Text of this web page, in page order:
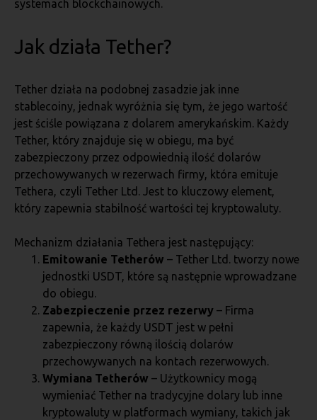
systemach blockchainowych.
Jak działa Tether?
Tether działa na podobnej zasadzie jak inne
stablecoiny, jednak wyróżnia się tym, że jego wartość
jest ściśle powiązana z dolarem amerykańskim. Każdy
Tether, który znajduje się w obiegu, ma być
zabezpieczony przez odpowiednią ilość dolarów
przechowywanych w rezerwach firmy, która emituje
Tethera, czyli Tether Ltd. Jest to kluczowy element,
który zapewnia stabilność wartości tej kryptowaluty.
Mechanizm działania Tethera jest następujący:
Emitowanie Tetherów – Tether Ltd. tworzy nowe
jednostki USDT, które są następnie wprowadzane
do obiegu.
Zabezpieczenie przez rezerwy – Firma
zapewnia, że każdy USDT jest w pełni
zabezpieczony równą ilością dolarów
przechowywanych na kontach rezerwowych.
Wymiana Tetherów – Użytkownicy mogą
wymieniać Tether na tradycyjne dolary lub inne
kryptowaluty w platformach wymiany, takich jak